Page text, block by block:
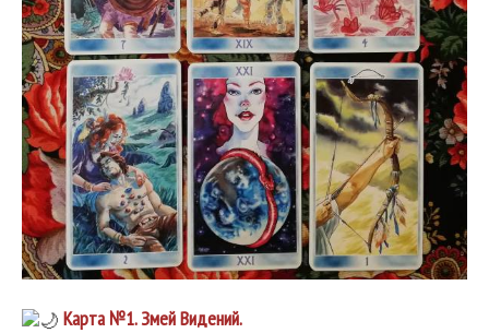
Карта №1.Змей Видений.